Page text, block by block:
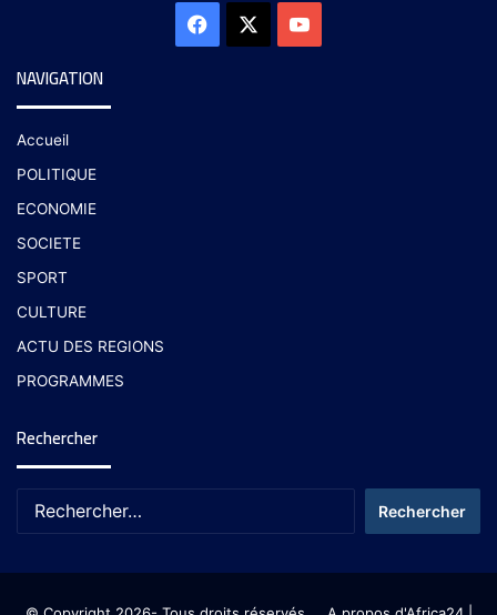
NAVIGATION
Accueil
POLITIQUE
ECONOMIE
SOCIETE
SPORT
CULTURE
ACTU DES REGIONS
PROGRAMMES
Rechercher